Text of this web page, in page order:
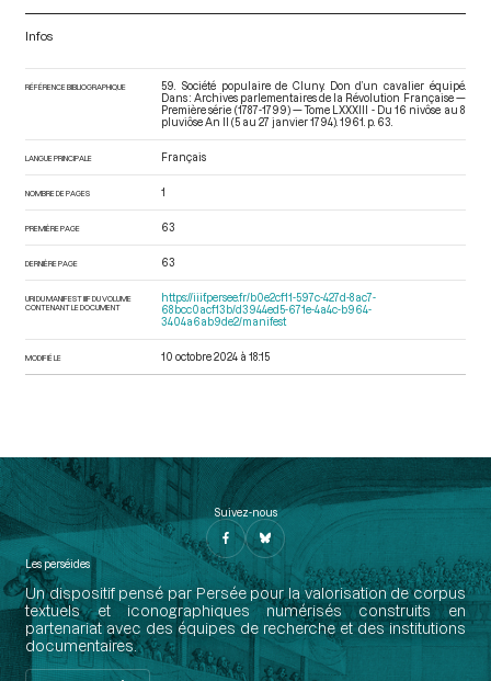
Infos
RÉFÉRENCE BIBLIOGRAPHIQUE
59. Société populaire de Cluny. Don d’un cavalier équipé.
Dans : Archives parlementaires de la Révolution Française —
Première série (1787-1799) — Tome LXXXIII - Du 16 nivôse au 8
pluviôse An II (5 au 27 janvier 1794) . 1961. p. 63.
LANGUE PRINCIPALE Français
NOMBRE DE PAGES 1
PREMIÈRE PAGE 63
DERNIÈRE PAGE 63
URI DU MANIFEST IIIF DU VOLUME
CONTENANT LE DOCUMENT
https://iiif.persee.fr/b0e2cf11-597c-427d-8ac7-
68bcc0acf13b/d3944ed5-671e-4a4c-b964-
3404a6ab9de2/manifest
MODIFIÉ LE 10 octobre 2024 à 18:15
Suivez-nous
Les perséides
Un dispositif pensé par Persée pour la valorisation de corpus
textuels et iconographiques numérisés construits en
partenariat avec des équipes de recherche et des institutions
documentaires.